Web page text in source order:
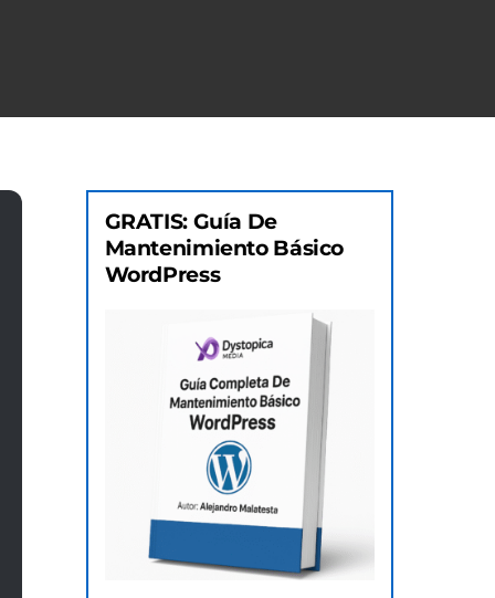
GRATIS: Guía De
Mantenimiento Básico
WordPress